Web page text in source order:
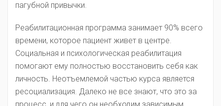
пагубной привычки.
Реабилитационная программа занимает 90% всего
времени, которое пациент живет в центре.
Социальная и психологическая реабилитация
помогают ему полностью восстановить себя как
личность. Неотъемлемой частью курса является
ресоциализация. Далеко не все знают, что это за